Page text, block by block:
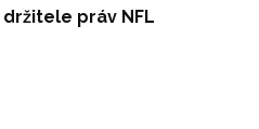
práv NFL